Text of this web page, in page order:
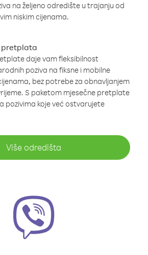
na željeno odredište u trajanju od
niskim cijenama.
pretplata
daje vam fleksibilnost
poziva na fiksne i mobilne
bez potrebe za obnavljanjem
S paketom mjesečne pretplate
pozivima koje već ostvarujete
Više odredišta